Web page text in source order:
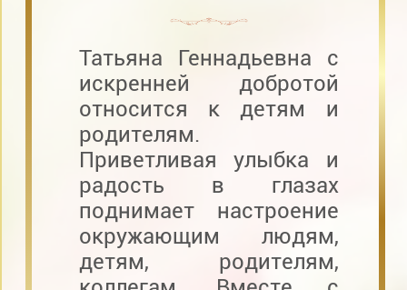
Татьяна Геннадьевна с
искренней добротой
относится к детям и
родителям.
Приветливая улыбка и
радость в глазах
поднимает настроение
окружающим людям,
детям, родителям,